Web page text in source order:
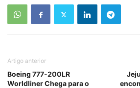
Artigo anterior
Boeing 777-200LR
Worldliner Chega para o